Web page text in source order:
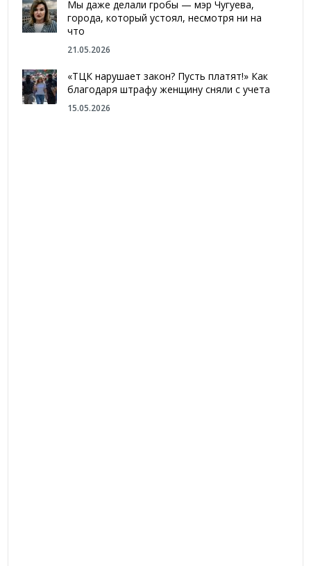
Мы даже делали гробы — мэр Чугуева,
города, который устоял, несмотря ни на
что
21.05.2026
«ТЦК нарушает закон? Пусть платят!» Как
благодаря штрафу женщину сняли с учета
15.05.2026